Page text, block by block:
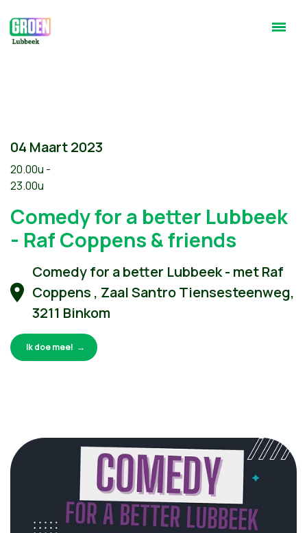
04 Maart 2023
20.00u -
23.00u
Comedy for a better Lubbeek
- Raf Coppens & friends
Comedy for a better Lubbeek - met Raf
Coppens , Zaal Santro Tiensesteenweg,
3211 Binkom
Ik doe mee!